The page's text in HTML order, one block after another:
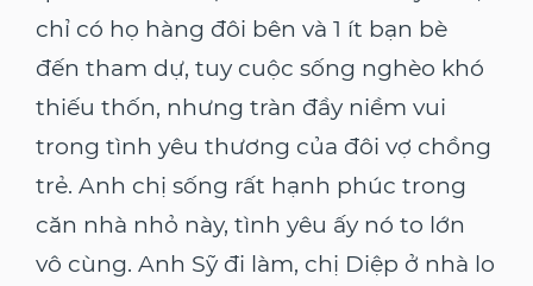
chỉ có họ hàng đôi bên và 1 ít bạn bè
đến tham dự, tuy cuộc sống nghèo khó
thiếu thốn, nhưng tràn đầy niềm vui
trong tình yêu thương của đôi vợ chồng
trẻ. Anh chị sống rất hạnh phúc trong
căn nhà nhỏ này, tình yêu ấy nó to lớn
vô cùng. Anh Sỹ đi làm, chị Diệp ở nhà lo